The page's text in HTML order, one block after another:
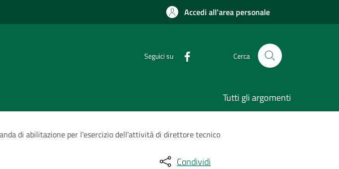
Accedi all'area personale
Seguici su Cerca
Tutti gli argomenti
di abilitazione per l'esercizio dell'attività di direttore tecnico
Condividi